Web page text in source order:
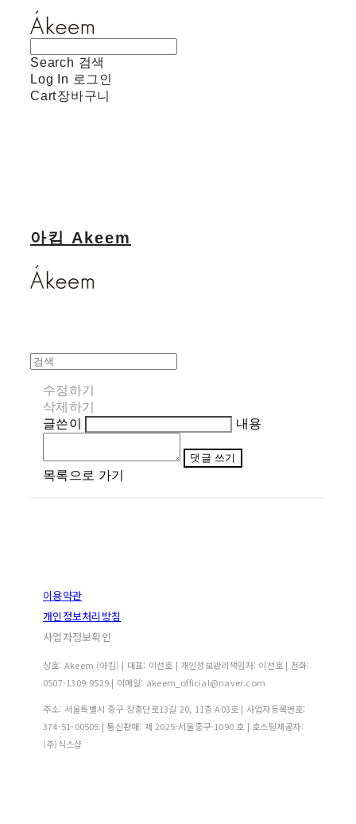
Search 검색
Log In 로그인
Cart장바구니
아킴 Akeem
수정하기
삭제하기
글쓴이
내용
댓글 쓰기
목록으로 가기
이용약관
개인정보처리방침
사업자정보확인
상호: Akeem (아킴) | 대표: 이선호 | 개인정보관리책임자: 이선호 | 전화:
0507-1309-9529 | 이메일: akeem_official@naver.com
주소: 서울특별시 중구 장충단로13길 20, 11층 A03호 | 사업자등록번호:
374-51-00505 | 통신판매: 제 2025-서울중구-1090 호 | 호스팅제공자:
(주)식스샵